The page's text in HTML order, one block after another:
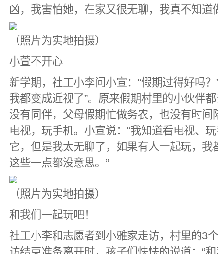
凶，我害怕她，在家又很无聊，我真不知道
（照片为实地拍摄）
小萱不开心
新学期，社工小李问小宣：“假期过得好吗
我都变成近视了”。原来假期村里的小伙伴
没有同伴，父母假期忙做务农，也没有时
电视，玩手机。小宣说：“我知道看电视、
它，但是我太无聊了，如果有人一起玩，
这些一点都没意思。”
（照片为实地拍摄）
和我们一起玩吧！
社工小李和志愿者到小雅家走访，村里的3